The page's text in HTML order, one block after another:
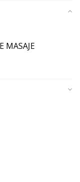
MASAJE